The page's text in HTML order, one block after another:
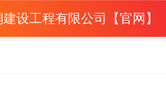
设工程有限公司【官网】